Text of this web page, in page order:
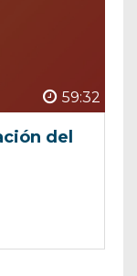
59:32
del